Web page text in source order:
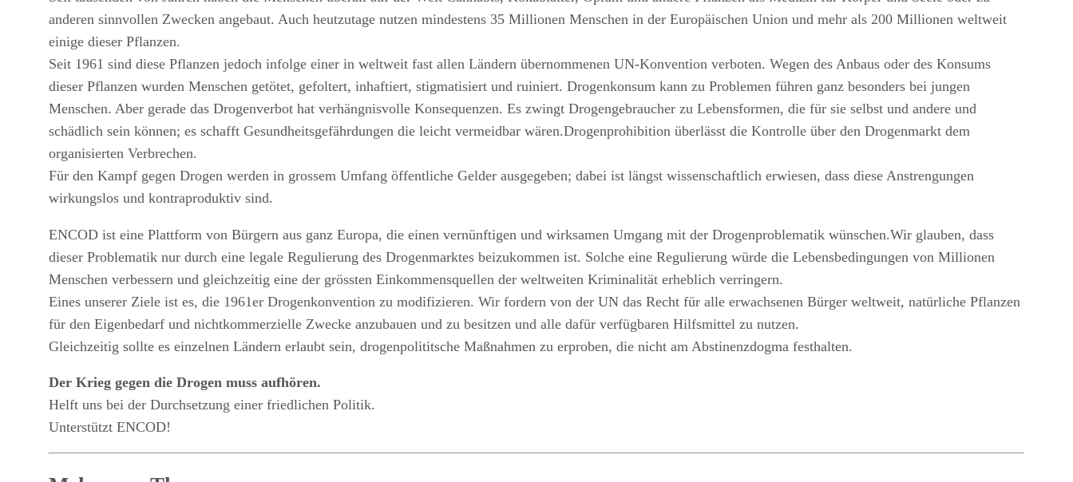
anderen sinnvollen Zwecken angebaut. Auch heutzutage nutzen mindestens 35 Millionen Menschen in der Europäischen Union und mehr als 200 Millionen weltweit
einige dieser Pflanzen.
Seit 1961 sind diese Pflanzen jedoch infolge einer in weltweit fast allen Ländern übernommenen UN-Konvention verboten. Wegen des Anbaus oder des Konsums
dieser Pflanzen wurden Menschen getötet, gefoltert, inhaftiert, stigmatisiert und ruiniert. Drogenkonsum kann zu Problemen führen ganz besonders bei jungen
Menschen. Aber gerade das Drogenverbot hat verhängnisvolle Konsequenzen. Es zwingt Drogengebraucher zu Lebensformen, die für sie selbst und andere und
schädlich sein können; es schafft Gesundheitsgefährdungen die leicht vermeidbar wären.Drogenprohibition überlässt die Kontrolle über den Drogenmarkt dem
organisierten Verbrechen.
Für den Kampf gegen Drogen werden in grossem Umfang öffentliche Gelder ausgegeben; dabei ist längst wissenschaftlich erwiesen, dass diese Anstrengungen
wirkungslos und kontraproduktiv sind.
ENCOD ist eine Plattform von Bürgern aus ganz Europa, die einen vernünftigen und wirksamen Umgang mit der Drogenproblematik wünschen.Wir glauben, dass
dieser Problematik nur durch eine legale Regulierung des Drogenmarktes beizukommen ist. Solche eine Regulierung würde die Lebensbedingungen von Millionen
Menschen verbessern und gleichzeitig eine der grössten Einkommensquellen der weltweiten Kriminalität erheblich verringern.
Eines unserer Ziele ist es, die 1961er Drogenkonvention zu modifizieren. Wir fordern von der UN das Recht für alle erwachsenen Bürger weltweit, natürliche Pflanzen
für den Eigenbedarf und nichtkommerzielle Zwecke anzubauen und zu besitzen und alle dafür verfügbaren Hilfsmittel zu nutzen.
Gleichzeitig sollte es einzelnen Ländern erlaubt sein, drogenpolititsche Maßnahmen zu erproben, die nicht am Abstinenzdogma festhalten.
Der Krieg gegen die Drogen muss aufhören.
Helft uns bei der Durchsetzung einer friedlichen Politik.
Unterstützt ENCOD!